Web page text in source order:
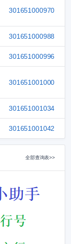
301651000970
301651000988
301651000996
301651001000
301651001034
301651001042
全部查询表>>